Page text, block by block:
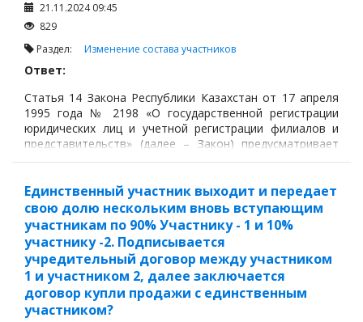
21.11.2024 09:45
829
Раздел: Изменение состава участников
Ответ:
Статья 14 Закона Республики Казахстан от 17 апреля
1995 года № 2198 «О государственной регистрации
юридических лиц и учетной регистрации филиалов и
представительств» (далее – Закон) предусматривает
что, в случаях, предусмотренных законами Республики
(представительство) подлежат государственной
(учетной) перерегистрации.
Единственный участник выходит и передает
свою долю нескольким вновь вступающим
участникам по 90% Участнику - 1 и 10%
участнику -2. Подписывается
учредительный договор между участником
1 и участником 2, далее заключается
договор купли продажи с единственным
участником?